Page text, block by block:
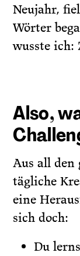
Neujahr,
Wörter
wusste ich:
Also,
Aus all den
tägliche
eine
sich doch:
Du